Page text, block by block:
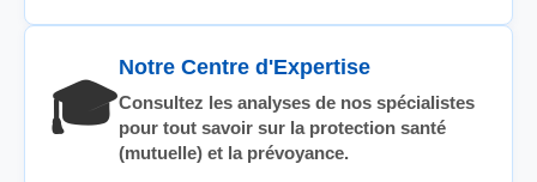
🎓
Notre Centre d'Expertise
Consultez les analyses de nos spécialistes
pour tout savoir sur la protection santé
(mutuelle) et la prévoyance.